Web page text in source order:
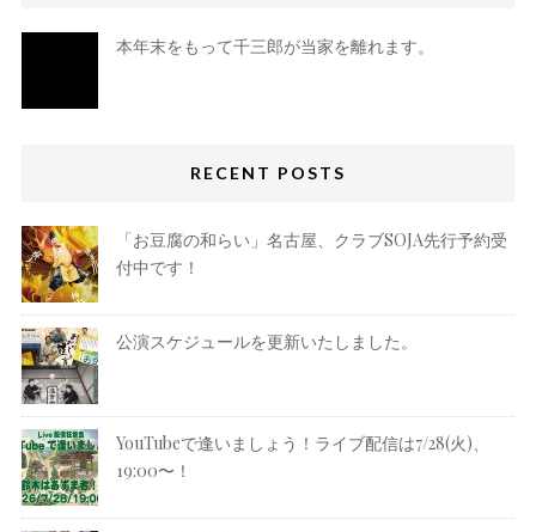
本年末をもって千三郎が当家を離れます。
RECENT POSTS
「お豆腐の和らい」名古屋、クラブSOJA先行予約受
付中です！
公演スケジュールを更新いたしました。
YouTubeで逢いましょう！ライブ配信は7/28(火)、
19:00〜！